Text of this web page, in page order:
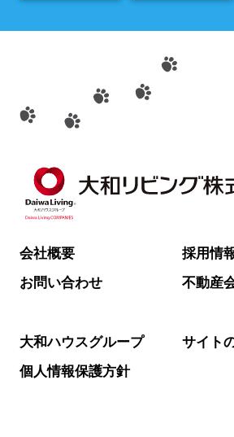
会社概要
採用情
お問い合わせ
不動産
大和ハウスグループ
サイト
個人情報保護方針